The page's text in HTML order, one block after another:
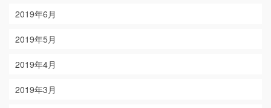
2019年6月
2019年5月
2019年4月
2019年3月